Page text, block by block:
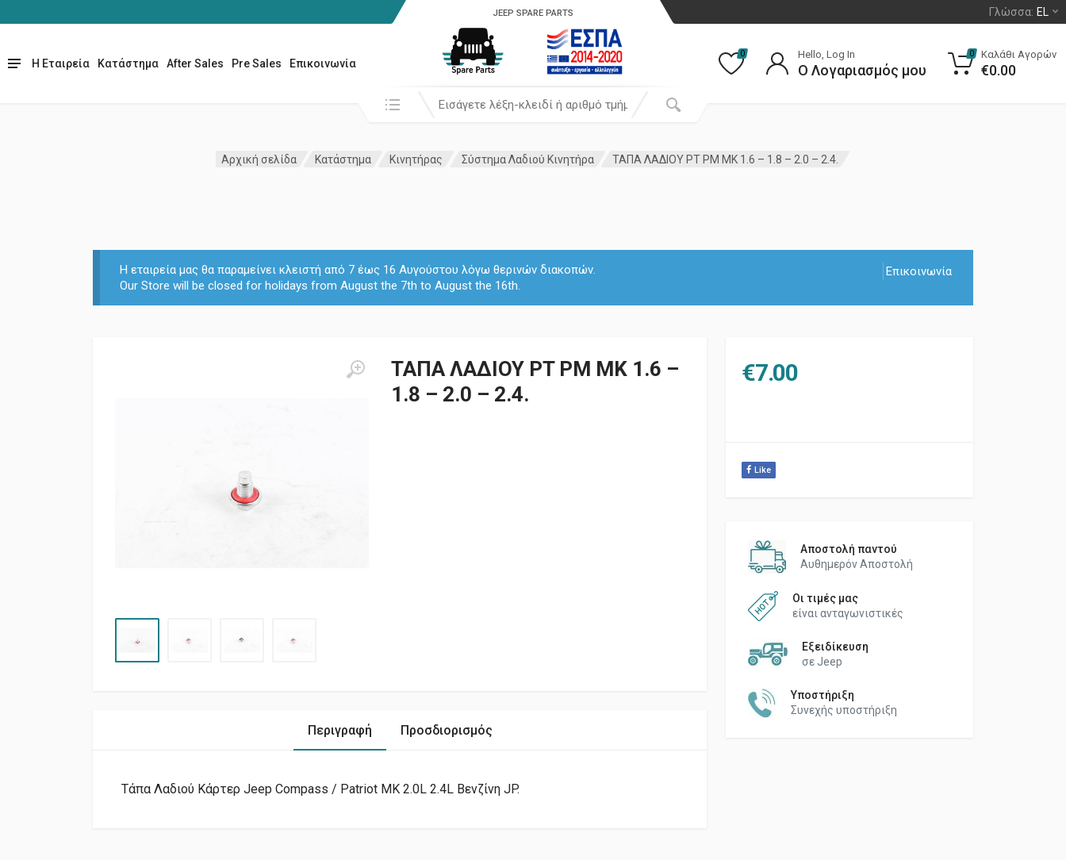
Γλώσσα: EL
Η Εταιρεία Κατάστημα After Sales Pre Sales Επικοινωνία
JEEP SPARE PARTS
Αναζήτησή σε:
0 Hello, Log In
Ο Λογαριασμός μου
0 Καλάθι Αγορών
€0.00
Αρχική σελίδα Κατάστημα Κινητήρας Σύστημα Λαδιού Κινητήρα ΤΑΠΑ ΛΑΔΙΟΥ PT PM MK 1.6 – 1.8 – 2.0 – 2.4.
Επικοινωνία
Η εταιρεία μας θα παραμείνει κλειστή από 7 έως 16 Αυγούστου λόγω θερινών διακοπών.
Our Store will be closed for holidays from August the 7th to August the 16th.
ΤΑΠΑ ΛΑΔΙΟΥ PT PM MK 1.6 –
1.8 – 2.0 – 2.4.
€7.00
Like
Αποστολή παντού
Αυθημερόν Αποστολή
Οι τιμές μας
είναι ανταγωνιστικές
Εξειδίκευση
σε Jeep
Υποστήριξη
Συνεχής υποστήριξη
Περιγραφή Προσδιορισμός
Τάπα Λαδιού Κάρτερ Jeep Compass / Patriot MK 2.0L 2.4L Βενζίνη JP.